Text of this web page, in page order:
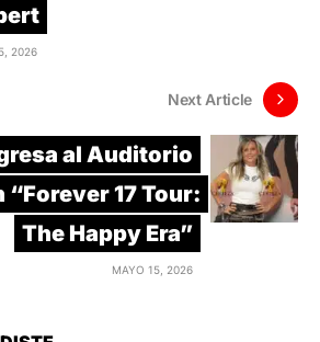
2026
Next Article
al Auditorio
“Forever 17 Tour:
The Happy Era”
MAYO 15, 2026